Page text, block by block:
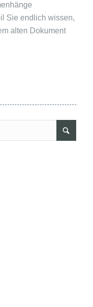
Sie endlich wissen,
alten Dokument